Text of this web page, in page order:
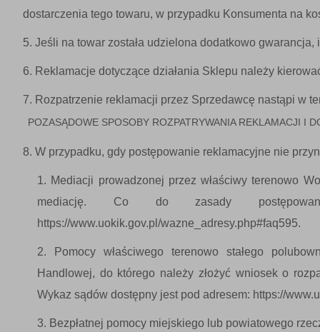
dostarczenia tego towaru, w przypadku Konsumenta na
Jeśli na towar została udzielona dodatkowo
Reklamacje dotyczące działania Sklepu należy
Rozpatrzenie reklamacji przez Sprzedawcę nastąpi w
POZASĄDOWE SPOSOBY ROZPATRYWANIA REKLAMACJI I
W przypadku, gdy postępowanie reklamacyjne nie
Mediacji prowadzonej przez właściwy terenowo
mediację. Co do zasady
https://www.uokik.gov.pl/wazne_adresy.php#faq595.
Pomocy właściwego terenowo stałego
Handlowej, do którego należy złożyć wniosek o
Wykaz sądów dostępny jest pod adresem: https://
Bezpłatnej pomocy miejskiego lub powiatowego